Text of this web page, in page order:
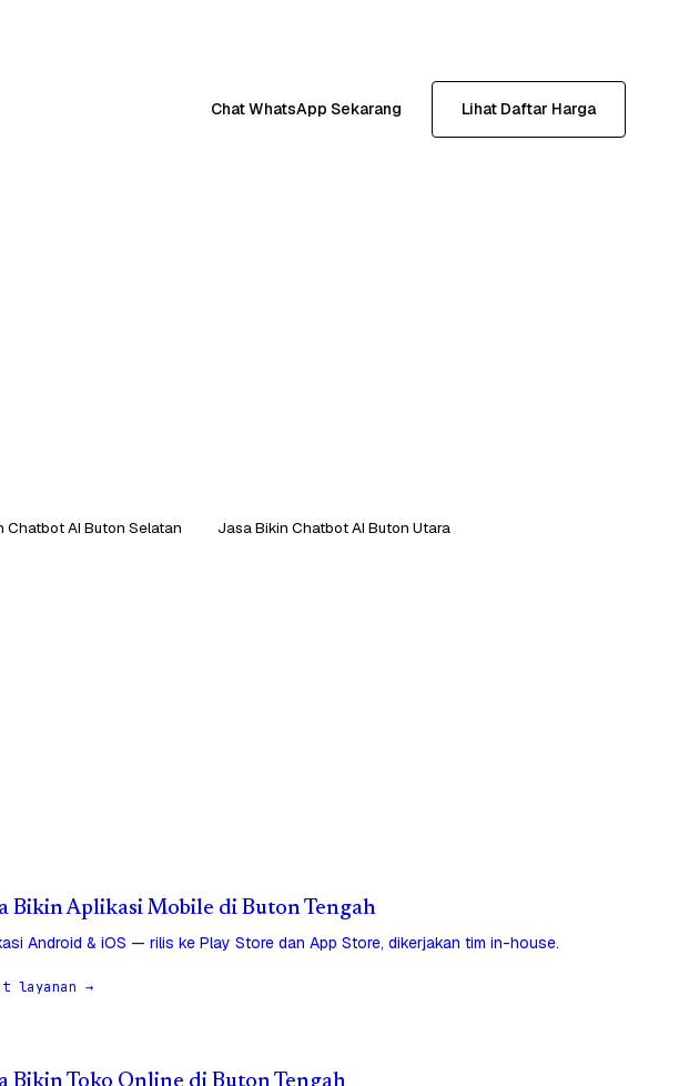
Chat WhatsApp Sekarang Lihat Daftar Harga
Chatbot AI Buton Selatan
Jasa Bikin Chatbot AI Buton Utara
Bikin Aplikasi Mobile di Buton Tengah
Android & iOS — rilis ke Play Store dan App Store, dikerjakan tim in-house.
layanan →